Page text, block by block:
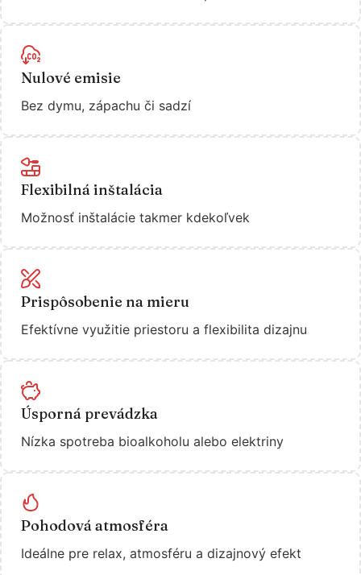
Nulové emisie
Bez dymu, zápachu či sadzí
Flexibilná inštalácia
Možnosť inštalácie takmer kdekoľvek
Prispôsobenie na mieru
Efektívne využitie priestoru a flexibilita dizajnu
Úsporná prevádzka
Nízka spotreba bioalkoholu alebo elektriny
Pohodová atmosféra
Ideálne pre relax, atmosféru a dizajnový efekt